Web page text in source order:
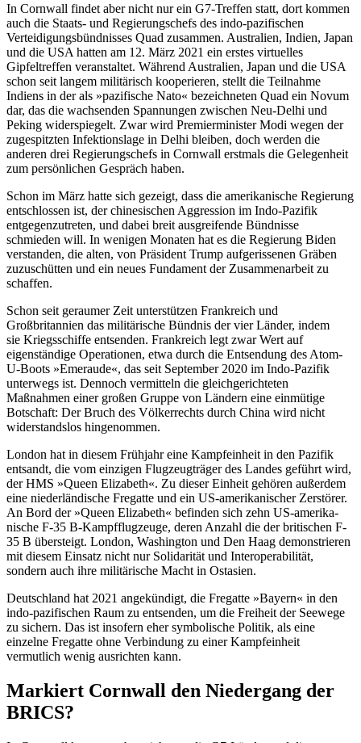
In Cornwall findet aber nicht nur ein G7-Treffen statt, dort kommen
auch die Staats- und Regierungschefs des indo-pazifischen
Verteidigungsbündnisses Quad zusammen. Australien, Indien, Japan
und die USA hatten am 12. März 2021 ein erstes vir­tuelles
Gipfeltreffen veranstaltet. Während Australien, Japan und die USA
schon seit langem militärisch kooperieren, stellt die Teilnahme
Indiens in der als »pazifische Nato« bezeichneten Quad ein Novum
dar, das die wachsenden Spannungen zwischen Neu-Delhi und
Peking widerspiegelt. Zwar wird Premierminister Modi wegen der
zu­gespitzten Infektionslage in Delhi bleiben, doch werden die
anderen drei Regierungschefs in Cornwall erstmals die Gelegenheit
zum persönlichen Gespräch haben.
Schon im März hatte sich gezeigt, dass die amerikanische Regierung
entschlossen ist, der chinesischen Aggression im Indo-Pazifik
entgegenzutreten, und dabei breit ausgreifende Bündnisse
schmieden will. In wenigen Monaten hat es die Regierung Biden
verstanden, die alten, von Präsident Trump aufgerissenen Gräben
zuzuschütten und ein neues Fundament der Zusammen­arbeit zu
schaffen.
Schon seit geraumer Zeit unterstützen Frankreich und
Großbritannien das mili­tärische Bündnis der vier Länder, indem
sie Kriegsschiffe entsenden. Frankreich legt zwar Wert auf
eigenständige Operationen, etwa durch die Entsendung des Atom-
U-Boots »Emeraude«, das seit September 2020 im Indo-Pazifik
unterwegs ist. Dennoch vermitteln die gleichgerichteten
Maßnahmen einer großen Gruppe von Ländern eine einmütige
Botschaft: Der Bruch des Völker­rechts durch China wird nicht
widerstandslos hingenommen.
London hat in diesem Frühjahr eine Kampfeinheit in den Pazifik
entsandt, die vom einzigen Flugzeugträger des Landes geführt wird,
der HMS »Queen Elizabeth«. Zu dieser Einheit gehören außerdem
eine niederländische Fregatte und ein US-ame­rikanischer Zerstörer.
An Bord der »Queen Elizabeth« befinden sich zehn US-amerika­
nische F-35 B-Kampf­flugzeuge, deren An­zahl die der britischen F-
35 B übersteigt. London, Washington und Den Haag demon­strieren
mit diesem Einsatz nicht nur Soli­darität und Interoperabilität,
sondern auch ihre militärische Macht in Ostasien.
Deutschland hat 2021 angekündigt, die Fregatte »Bayern« in den
indo-pazifischen Raum zu entsenden, um die Freiheit der Seewege
zu sichern. Das ist insofern eher symbolische Politik, als eine
einzelne Fre­gatte ohne Verbindung zu einer Kampf­einheit
vermutlich wenig ausrichten kann.
Markiert Cornwall den Niedergang der
BRICS?